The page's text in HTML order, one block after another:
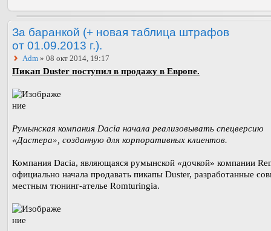
За баранкой (+ новая таблица штрафов
от 01.09.2013 г.).
Adm » 08 окт 2014, 19:17
Пикап Duster поступил в продажу в Европе.
Румынская компания Dacia начала реализовывать спецверсию
«Дастера», созданную для корпоративных клиентов.
Компания Dacia, являющаяся румынской «дочкой» компании
официально начала продавать пикапы Duster, разработанные
местным тюнинг-ателье Romturingia.